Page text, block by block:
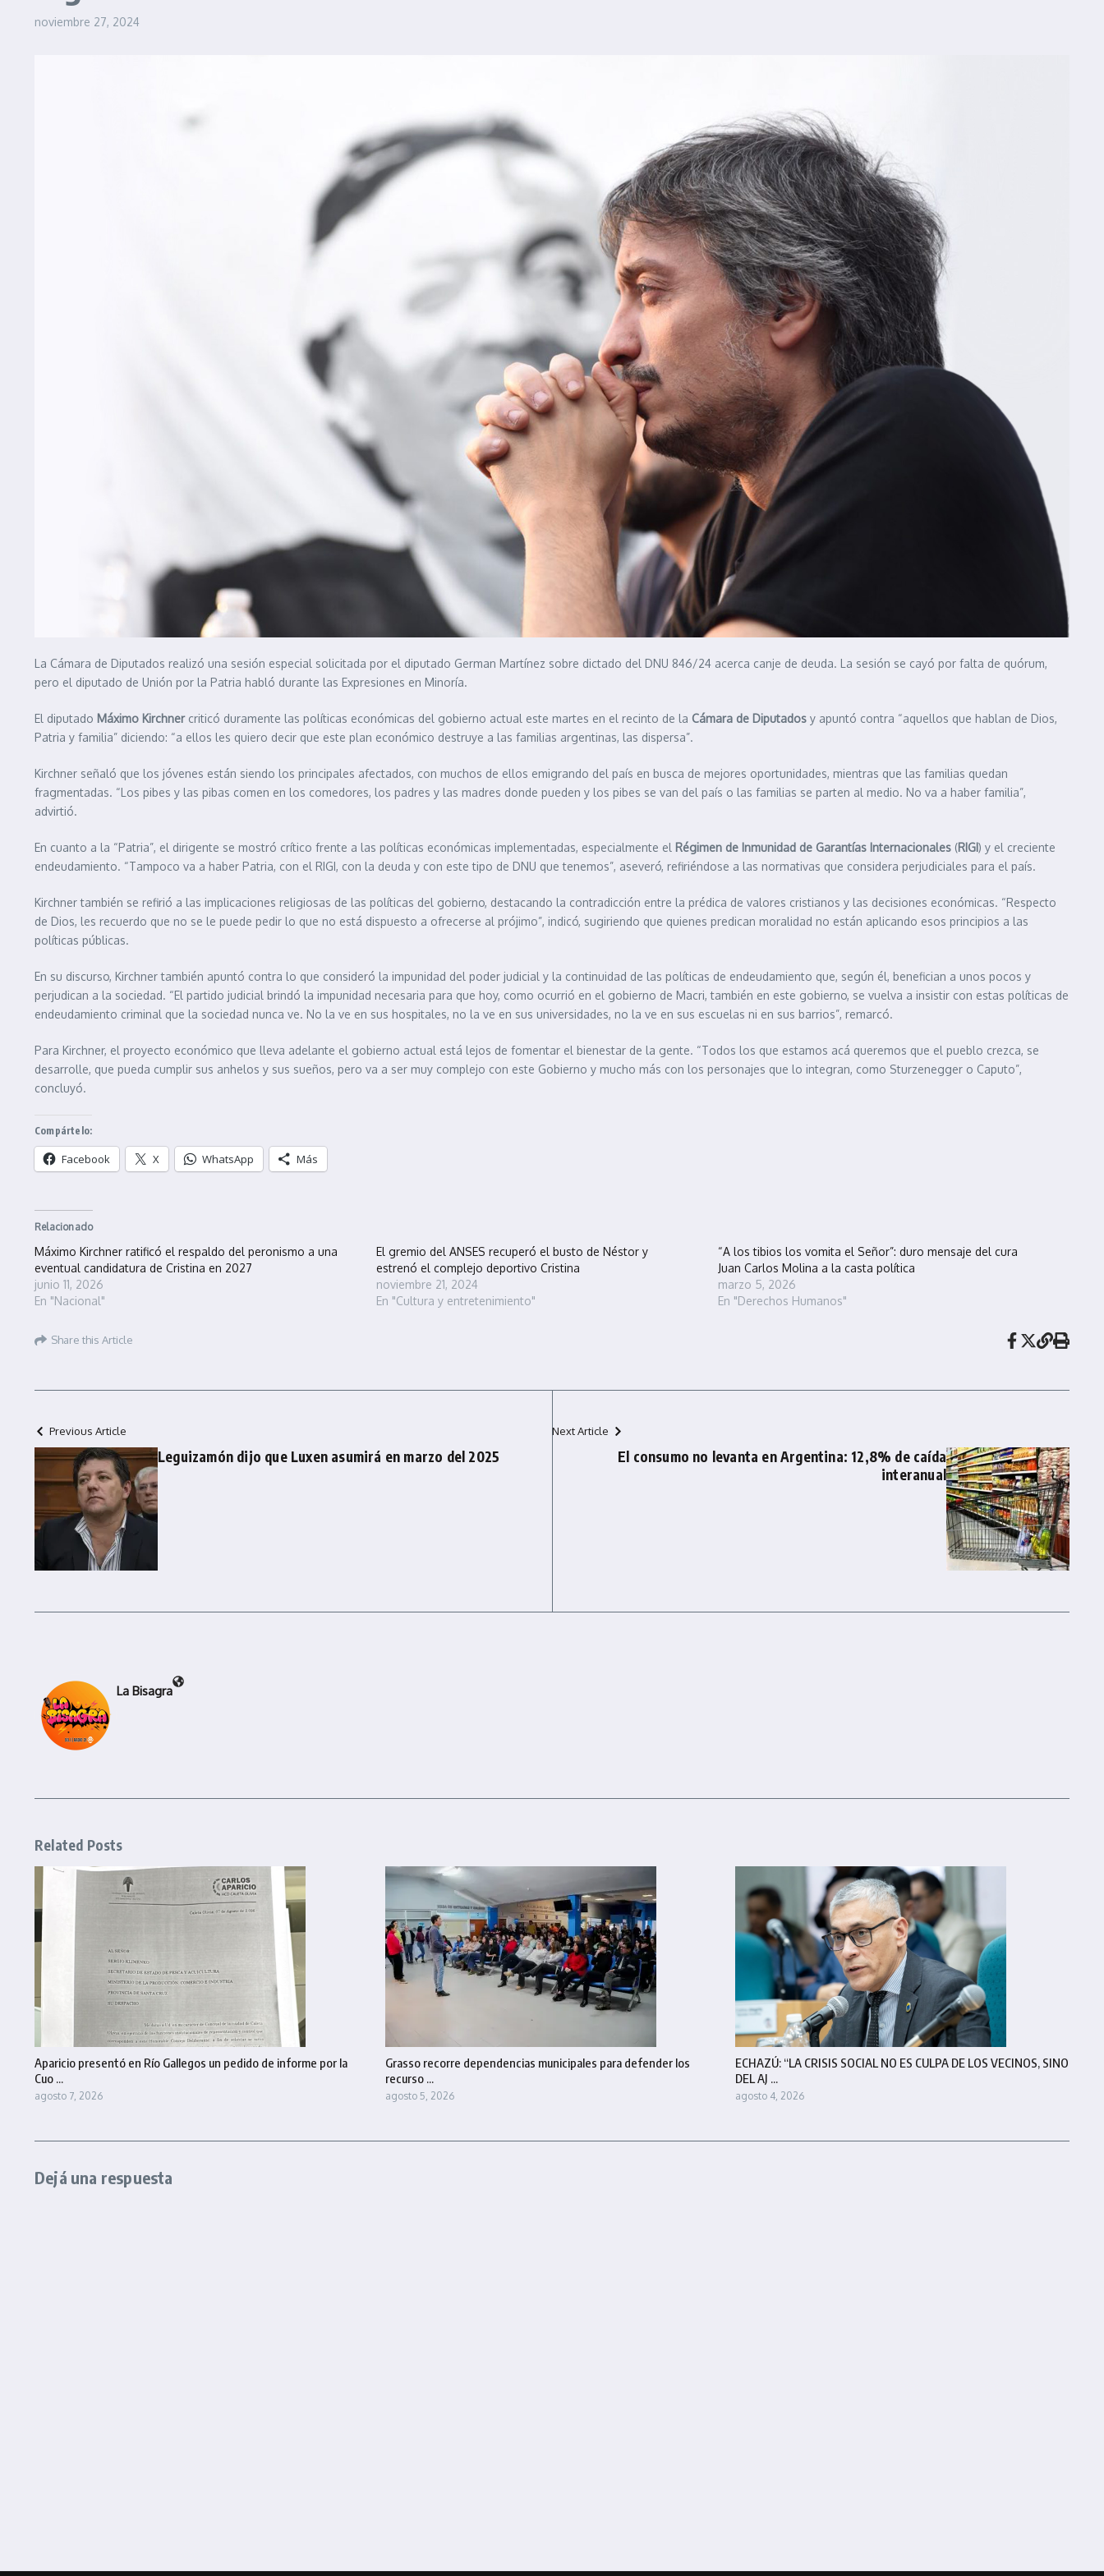
noviembre 27, 2024
La Cámara de Diputados realizó una sesión especial solicitada por el diputado German Martínez sobre dictado del DNU 846/24 acerca canje de deuda. La sesión se cayó por falta de quórum,
pero el diputado de Unión por la Patria habló durante las Expresiones en Minoría.
El diputado Máximo Kirchnercriticó duramente las políticas económicas del gobierno actual este martes en el recinto de la Cámara de Diputados y apuntó contra “aquellos que hablan de Dios,
Patria y familia” diciendo: “a ellos les quiero decir que este plan económico destruye a las familias argentinas, las dispersa”.
Kirchner señaló que los jóvenes están siendo los principales afectados, con muchos de ellos emigrando del país en busca de mejores oportunidades, mientras que las familias quedan
fragmentadas. “Los pibes y las pibas comen en los comedores, los padres y las madres donde pueden y los pibes se van del país o las familias se parten al medio. No va a haber familia”,
advirtió.
En cuanto a la “Patria”, el dirigente se mostró crítico frente a las políticas económicas implementadas, especialmente el Régimen de Inmunidad de Garantías Internacionales (RIGI) y el creciente
endeudamiento. “Tampoco va a haber Patria, con el RIGI, con la deuda y con este tipo de DNU que tenemos”, aseveró, refiriéndose a las normativas que considera perjudiciales para el país.
Kirchner también se refirió a las implicaciones religiosas de las políticas del gobierno, destacando la contradicción entre la prédica de valores cristianos y las decisiones económicas. “Respecto
de Dios, les recuerdo que no se le puede pedir lo que no está dispuesto a ofrecerse al prójimo”, indicó, sugiriendo que quienes predican moralidad no están aplicando esos principios a las
políticas públicas.
En su discurso, Kirchner también apuntó contra lo que consideró la impunidad del poder judicial y la continuidad de las políticas de endeudamiento que, según él, benefician a unos pocos y
perjudican a la sociedad. “El partido judicial brindó la impunidad necesaria para que hoy, como ocurrió en el gobierno de Macri, también en este gobierno, se vuelva a insistir con estas políticas de
endeudamiento criminal que la sociedad nunca ve. No la ve en sus hospitales, no la ve en sus universidades, no la ve en sus escuelas ni en sus barrios”, remarcó.
Para Kirchner, el proyecto económico que lleva adelante el gobierno actual está lejos de fomentar el bienestar de la gente. “Todos los que estamos acá queremos que el pueblo crezca, se
desarrolle, que pueda cumplir sus anhelos y sus sueños, pero va a ser muy complejo con este Gobierno y mucho más con los personajes que lo integran, como Sturzenegger o Caputo”,
concluyó.
Compártelo:
Facebook X WhatsApp Más
Relacionado
Máximo Kirchner ratificó el respaldo del peronismo a una
eventual candidatura de Cristina en 2027
junio 11, 2026
En "Nacional"
El gremio del ANSES recuperó el busto de Néstor y
estrenó el complejo deportivo Cristina
noviembre 21, 2024
En "Cultura y entretenimiento"
“A los tibios los vomita el Señor”: duro mensaje del cura
Juan Carlos Molina a la casta política
marzo 5, 2026
En "Derechos Humanos"
Share this Article
Previous Article
Leguizamón dijo que Luxen asumirá en marzo del 2025
Next Article
El consumo no levanta en Argentina: 12,8% de caída
interanual
La Bisagra
Related Posts
Aparicio presentó en Río Gallegos un pedido de informe por la
Cuo ...
agosto 7, 2026
Grasso recorre dependencias municipales para defender los
recurso ...
agosto 5, 2026
ECHAZÚ: “LA CRISIS SOCIAL NO ES CULPA DE LOS VECINOS, SINO
DEL AJ ...
agosto 4, 2026
Dejá una respuesta